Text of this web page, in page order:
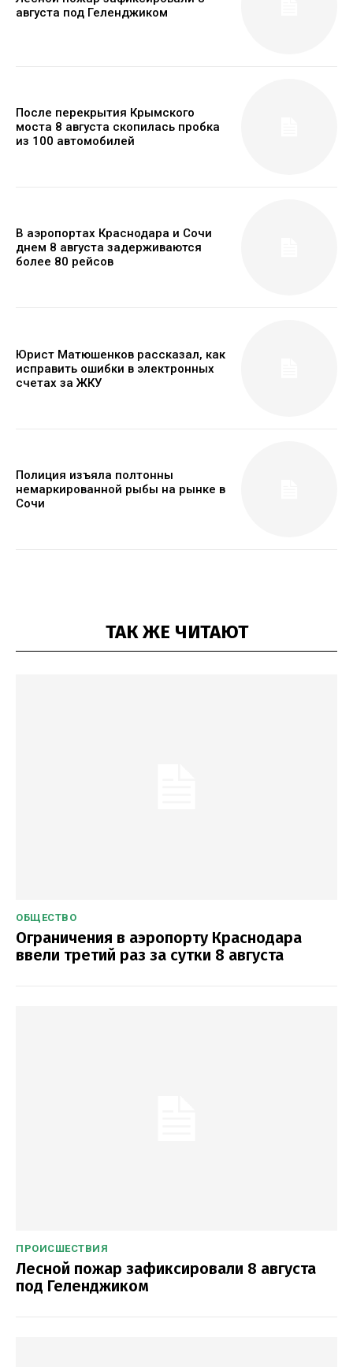
августа под Геленджиком
После перекрытия Крымского
моста 8 августа скопилась пробка
из 100 автомобилей
В аэропортах Краснодара и Сочи
днем 8 августа задерживаются
более 80 рейсов
Юрист Матюшенков рассказал, как
исправить ошибки в электронных
счетах за ЖКУ
Полиция изъяла полтонны
немаркированной рыбы на рынке в
Сочи
ТАК ЖЕ ЧИТАЮТ
ОБЩЕСТВО
Ограничения в аэропорту Краснодара
ввели третий раз за сутки 8 августа
ПРОИСШЕСТВИЯ
Лесной пожар зафиксировали 8 августа
под Геленджиком